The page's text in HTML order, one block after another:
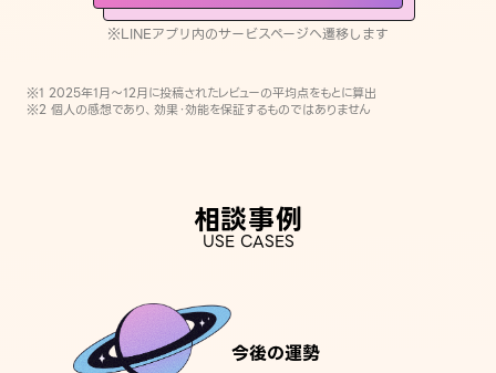
※LINEアプリ内のサービスページへ遷移します
※1 2025年1月〜12月に投稿されたレビューの平均点をもとに算出
※2 個人の感想であり、効果・効能を保証するものではありません
相談事例
USE CASES
今後の運勢